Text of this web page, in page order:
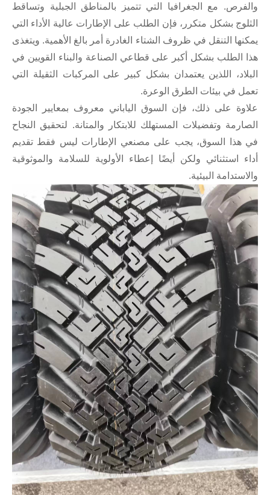
والفرص. مع الجغرافيا التي تتميز بالمناطق الجبلية وتساقط
الثلوج بشكل متكرر، فإن الطلب على الإطارات عالية الأداء التي
يمكنها التنقل في ظروف الشتاء الغادرة أمر بالغ الأهمية. ويتغذى
هذا الطلب بشكل أكبر على قطاعي الصناعة والبناء القويين في
البلاد، اللذين يعتمدان بشكل كبير على المركبات الثقيلة التي
تعمل في بيئات الطرق الوعرة.
علاوة على ذلك، فإن السوق الياباني معروف بمعايير الجودة
الصارمة وتفضيلات المستهلك للابتكار والمتانة. لتحقيق النجاح
في هذا السوق، يجب على مصنعي الإطارات ليس فقط تقديم
أداء استثنائي ولكن أيضًا إعطاء الأولوية للسلامة والموثوقية
والاستدامة البيئية.